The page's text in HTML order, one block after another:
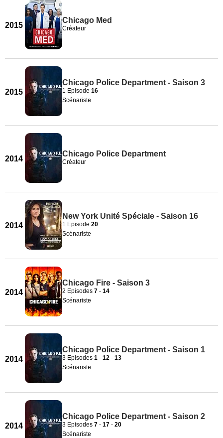
2015
Chicago Med
Créateur
2015
Chicago Police Department - Saison 3
1 Episode 16
Scénariste
2014
Chicago Police Department
Créateur
2014
New York Unité Spéciale - Saison 16
1 Episode 20
Scénariste
2014
Chicago Fire - Saison 3
2 Episodes 7 - 14
Scénariste
2014
Chicago Police Department - Saison 1
3 Episodes 1 - 12 - 13
Scénariste
2014
Chicago Police Department - Saison 2
3 Episodes 7 - 17 - 20
Scénariste